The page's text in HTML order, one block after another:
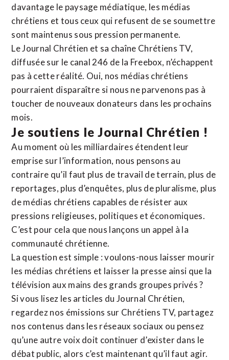
davantage le paysage médiatique, les médias
chrétiens et tous ceux qui refusent de se soumettre
sont maintenus sous pression permanente.
Le Journal Chrétien et sa chaîne Chrétiens TV,
diffusée sur le canal 246 de la Freebox, n’échappent
pas à cette réalité. Oui, nos médias chrétiens
pourraient disparaître si nous ne parvenons pas à
toucher de nouveaux donateurs dans les prochains
mois.
Je soutiens le Journal Chrétien !
Au moment où les milliardaires étendent leur
emprise sur l’information, nous pensons au
contraire qu’il faut plus de travail de terrain, plus de
reportages, plus d’enquêtes, plus de pluralisme, plus
de médias chrétiens capables de résister aux
pressions religieuses, politiques et économiques.
C’est pour cela que nous lançons un appel à la
communauté chrétienne.
La question est simple : voulons-nous laisser mourir
les médias chrétiens et laisser la presse ainsi que la
télévision aux mains des grands groupes privés ?
Si vous lisez les articles du Journal Chrétien,
regardez nos émissions sur Chrétiens TV, partagez
nos contenus dans les réseaux sociaux ou pensez
qu’une autre voix doit continuer d’exister dans le
débat public, alors c’est maintenant qu’il faut agir.